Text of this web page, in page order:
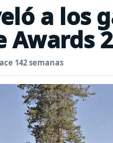
a los
Awards
142 semanas